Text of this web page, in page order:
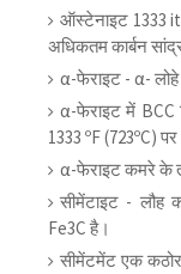
ऑस्टेनाइट 1333
अधिकतम कार्बन
α-फेराइट - α- लोहे
α-फेराइट में
1333 ºF (723ºC)
α-फेराइट कमरे के
सीमेंटाइट - लौह
Fe3C है।
सीमेंटमेंट एक